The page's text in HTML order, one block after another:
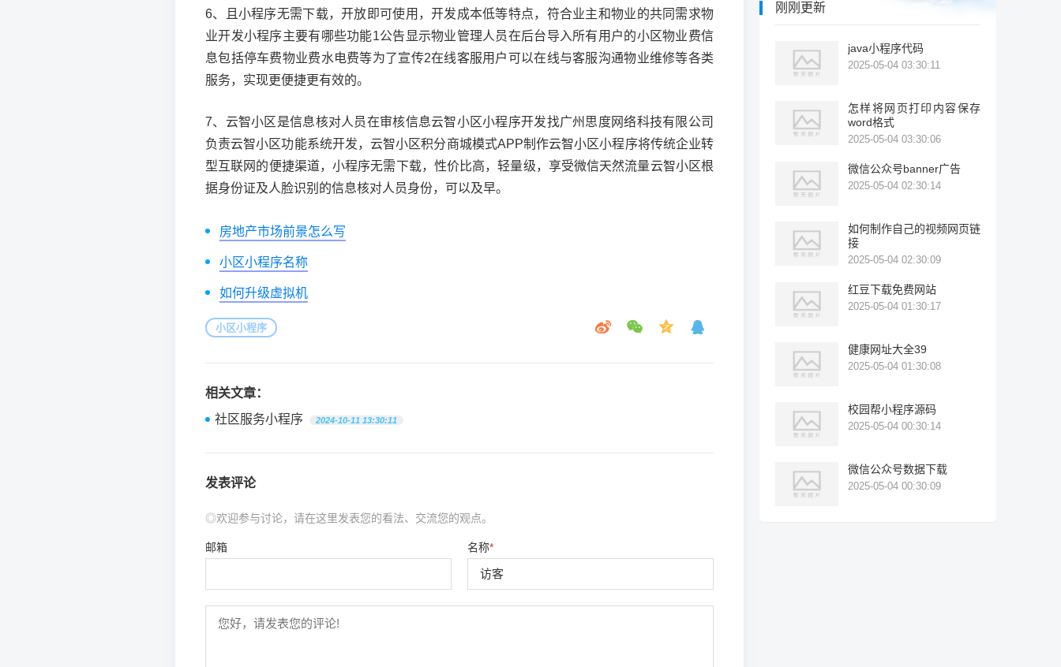
6、且小程序无需下载，开放即可使用，开发成本低等特点，符合业主和物业的共同需求物
业开发小程序主要有哪些功能1公告显示物业管理人员在后台导入所有用户的小区物业费信
息包括停车费物业费水电费等为了宣传2在线客服用户可以在线与客服沟通物业维修等各类
服务，实现更便捷更有效的。
7、云智小区是信息核对人员在审核信息云智小区小程序开发找广州思度网络科技有限公司
负责云智小区功能系统开发，云智小区积分商城模式APP制作云智小区小程序将传统企业转
型互联网的便捷渠道，小程序无需下载，性价比高，轻量级，享受微信天然流量云智小区根
据身份证及人脸识别的信息核对人员身份，可以及早。
房地产市场前景怎么写
小区小程序名称
如何升级虚拟机
小区小程序
相关文章：
社区服务小程序
2024-10-11 13:30:11
发表评论
◎欢迎参与讨论，请在这里发表您的看法、交流您的观点。
名称*
邮箱
刚刚更新
java小程序代码
2025-05-04 03:30:11
怎样将网页打印内容保存
word格式
2025-05-04 03:30:06
微信公众号banner广告
2025-05-04 02:30:14
如何制作自己的视频网页链
接
2025-05-04 02:30:09
红豆下载免费网站
2025-05-04 01:30:17
健康网址大全39
2025-05-04 01:30:08
校园帮小程序源码
2025-05-04 00:30:14
微信公众号数据下载
2025-05-04 00:30:09